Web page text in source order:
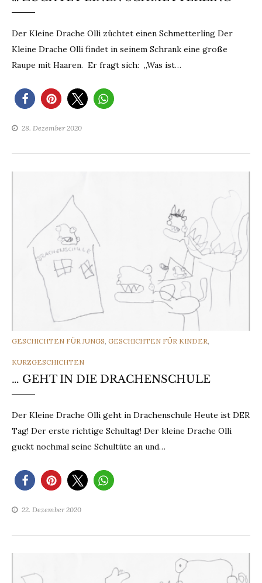
Der Kleine Drache Olli züchtet einen Schmetterling Der
Kleine Drache Olli findet in seinem Schrank eine große
Raupe mit Haaren. Er fragt sich: „Was ist…
28. Dezember 2020
CATEGORIES
GESCHICHTEN FÜR JUNGS, GESCHICHTEN FÜR KINDER,
KURZGESCHICHTEN
… GEHT IN DIE DRACHENSCHULE
Der Kleine Drache Olli geht in Drachenschule Heute ist DER
Tag! Der erste richtige Schultag! Der kleine Drache Olli
guckt nochmal seine Schultüte an und…
22. Dezember 2020